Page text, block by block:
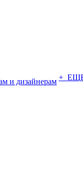
и дизайнерам +